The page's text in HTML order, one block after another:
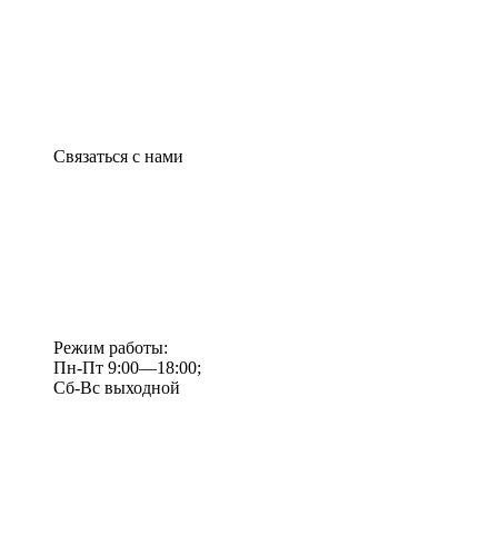
Связаться с нами
Режим работы:
Пн-Пт 9:00—18:00;
Сб-Вс выходной